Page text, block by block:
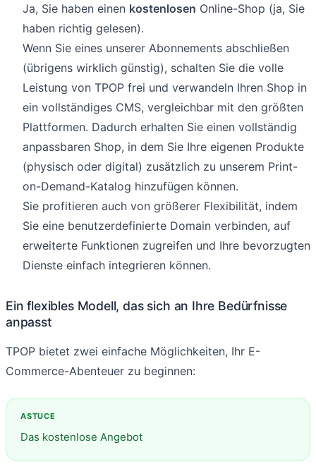
Ja, Sie haben einen kostenlosen Online-Shop (ja, Sie
haben richtig gelesen).
Wenn Sie eines unserer Abonnements abschließen
(übrigens wirklich günstig), schalten Sie die volle
Leistung von TPOP frei und verwandeln Ihren Shop in
ein vollständiges CMS, vergleichbar mit den größten
Plattformen. Dadurch erhalten Sie einen vollständig
anpassbaren Shop, in dem Sie Ihre eigenen Produkte
(physisch oder digital) zusätzlich zu unserem Print-
on-Demand-Katalog hinzufügen können.
Sie profitieren auch von größerer Flexibilität, indem
Sie eine benutzerdefinierte Domain verbinden, auf
erweiterte Funktionen zugreifen und Ihre bevorzugten
Dienste einfach integrieren können.
Ein flexibles Modell, das sich an Ihre Bedürfnisse
anpasst
TPOP bietet zwei einfache Möglichkeiten, Ihr E-
Commerce-Abenteuer zu beginnen:
Das kostenlose Angebot